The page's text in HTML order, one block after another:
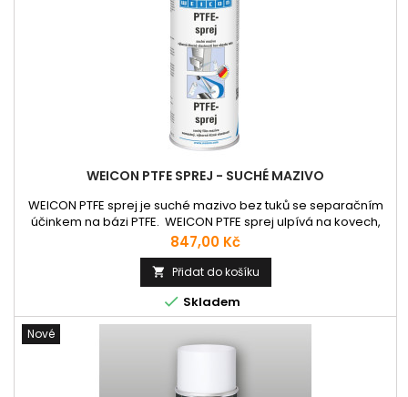
WEICON PTFE SPREJ - SUCHÉ MAZIVO
WEICON PTFE sprej je suché mazivo bez tuků se separačním
účinkem na bázi PTFE. WEICON PTFE sprej ulpívá na kovech,
plastech a dřevu. Výrazně snižuje součinitel tření. Povlak
odpuzuje nečistoty, prach a vodu, je odolný proti olejům,
tukům a mnoha chemikáliím. PTFE sprej se používá jako
dlouhodobé mazivo pro kluzné vedení a kolejnice, na
pásových a...
Cena
847,00 Kč
 Přidat do košíku
 Skladem
Nové